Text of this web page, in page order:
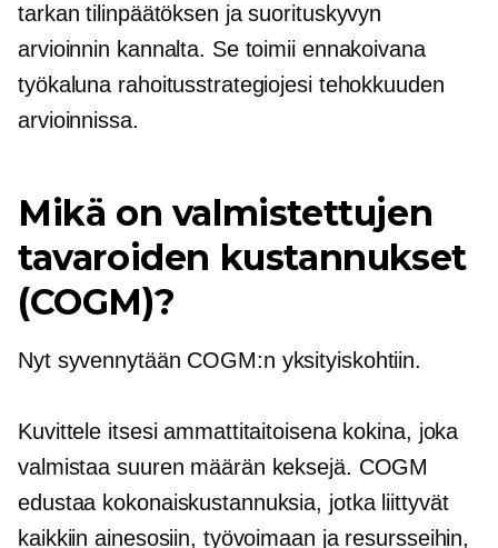
tarkan tilinpäätöksen ja suorituskyvyn
arvioinnin kannalta. Se toimii ennakoivana
työkaluna rahoitusstrategiojesi tehokkuuden
arvioinnissa.
Mikä on valmistettujen
tavaroiden kustannukset
(COGM)?
Nyt syvennytään COGM:n yksityiskohtiin.
Kuvittele itsesi ammattitaitoisena kokina, joka
valmistaa suuren määrän keksejä. COGM
edustaa kokonaiskustannuksia, jotka liittyvät
kaikkiin ainesosiin, työvoimaan ja resursseihin,